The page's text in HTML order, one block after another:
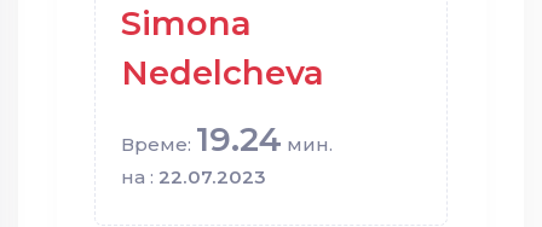
Simona
Nedelcheva
Време: 19.24 мин.
на : 22.07.2023